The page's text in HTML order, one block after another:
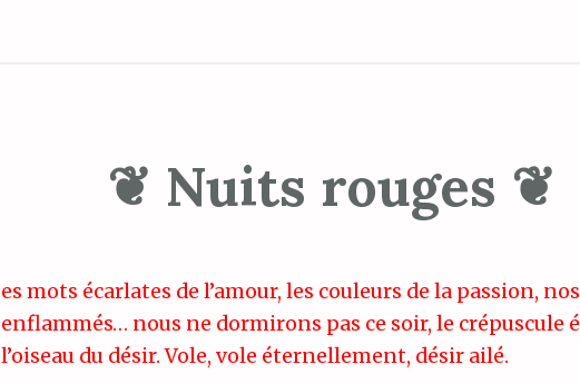
❦ Nuits rouges ❦
es mots écarlates de l’amour, les couleurs de la passion,
enflammés… nous ne dormirons pas ce soir, le crépuscule
l’oiseau du désir. Vole, vole éternellement, désir ailé.